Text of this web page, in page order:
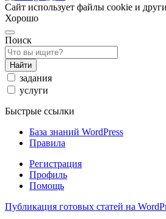
Сайт использует файлы cookie и
Хорошо
Поиск
Найти
задания
услуги
Быстрые ссылки
База знаний WordPress
Правила
Регистрация
Профиль
Помощь
Публикация готовых статей на